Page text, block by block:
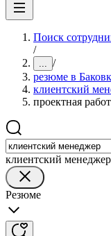
Поиск
/
... /
резюме в
клиентский
проектная
клиентский менеджер
Резюме